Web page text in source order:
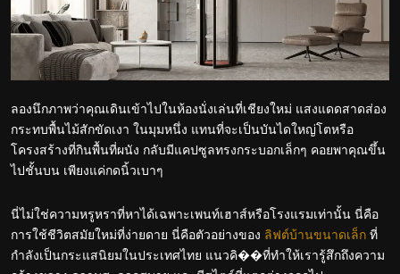
ลองนึกภาพว่าคุณเดินเข้าไปในห้องนั่งเล่นที่เชียงใหม่ แสงแดดสาดส่อง
กระทบพื้นไม้สักขัดเงา ในมุมหนึ่ง แทนที่จะเป็นบันไดใหญ่โตหรือ
โครงสร้างที่กินพื้นที่ผนัง กลับมีแคปซูลทรงกระบอกเล็กๆ คอยพาคุณขึ้น
ไปชั้นบน เพียงแค่กดนิ้วเบาๆ
นี่ไม่ใช่ความหรูหราที่หาได้เฉพาะเพนท์เฮาส์หรือโรงแรมเท่านั้น นี่คือ
การใช้ชีวิตสมัยใหม่ที่ง่ายดาย นี่คือตัวอย่างของ ลิฟต์บ้านขนาดเล็ก ที่
กำลังเป็นกระแสนิยมในประเทศไทย แนวคิ��ที่ทำให้เรารู้สึกถึงความ